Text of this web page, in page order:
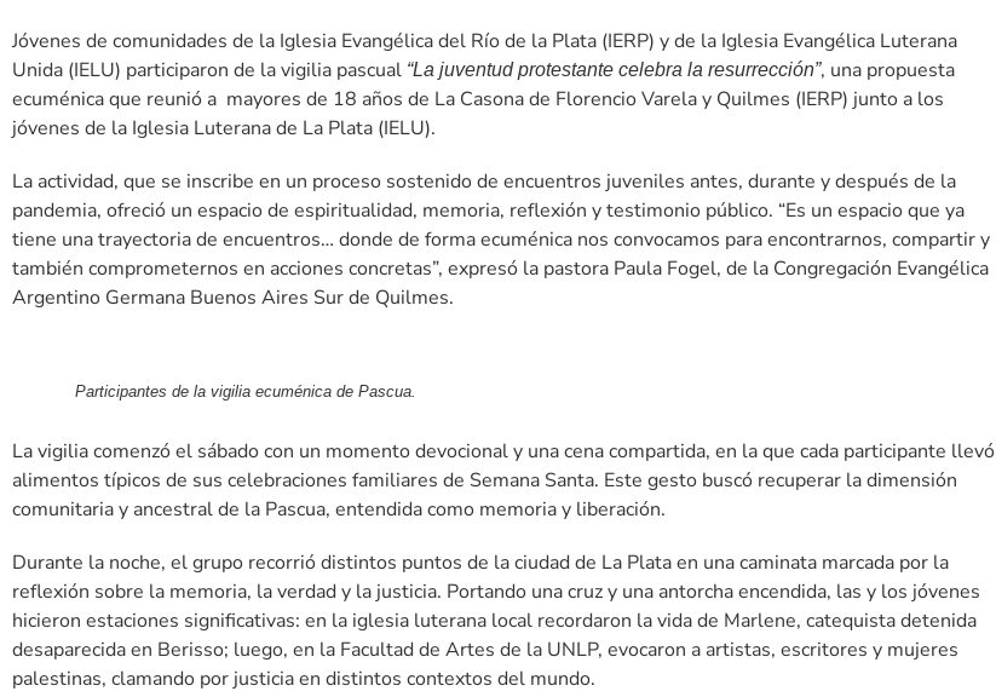
Jóvenes de comunidades de la Iglesia Evangélica del Río de la Plata (IERP) y de la Iglesia Evangélica Luterana
Unida (IELU) participaron de la vigilia pascual “La juventud protestante celebra la resurrección”, una propuesta
ecuménica que reunió a mayores de 18 años de La Casona de Florencio Varela y Quilmes (IERP) junto a los
jóvenes de la Iglesia Luterana de La Plata (IELU).
La actividad, que se inscribe en un proceso sostenido de encuentros juveniles antes, durante y después de la
pandemia, ofreció un espacio de espiritualidad, memoria, reflexión y testimonio público. “Es un espacio que ya
tiene una trayectoria de encuentros… donde de forma ecuménica nos convocamos para encontrarnos, compartir y
también comprometernos en acciones concretas”, expresó la pastora Paula Fogel, de la Congregación Evangélica
Argentino Germana Buenos Aires Sur de Quilmes.
Participantes de la vigilia ecuménica de Pascua.
La vigilia comenzó el sábado con un momento devocional y una cena compartida, en la que cada participante llevó
alimentos típicos de sus celebraciones familiares de Semana Santa. Este gesto buscó recuperar la dimensión
comunitaria y ancestral de la Pascua, entendida como memoria y liberación.
Durante la noche, el grupo recorrió distintos puntos de la ciudad de La Plata en una caminata marcada por la
reflexión sobre la memoria, la verdad y la justicia. Portando una cruz y una antorcha encendida, las y los jóvenes
hicieron estaciones significativas: en la iglesia luterana local recordaron la vida de Marlene, catequista detenida
desaparecida en Berisso; luego, en la Facultad de Artes de la UNLP, evocaron a artistas, escritores y mujeres
palestinas, clamando por justicia en distintos contextos del mundo.